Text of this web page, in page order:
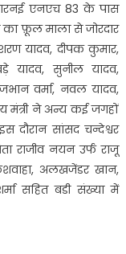
एनएच 83 के पास
का फ़ूल माला से जोरदार
यादव, दीपक कुमार,
बड़े यादव, सुनील यादव,
वर्मा, नवल यादव,
मंत्री ने अन्य कई जगहों
दौरान सांसद चन्देश्वर
राजीव नयन उर्फ राजू
अलखजेंडर खान,
सहित बडी संख्या में